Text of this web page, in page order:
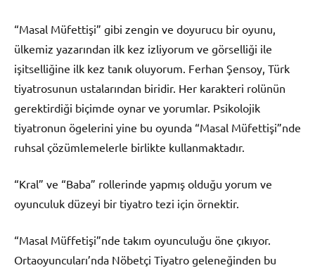
“Masal Müfettişi” gibi zengin ve doyurucu bir oyunu,
ülkemiz yazarından ilk kez izliyorum ve görselliği ile
işitselliğine ilk kez tanık oluyorum. Ferhan Şensoy, Türk
tiyatrosunun ustalarından biridir. Her karakteri rolünün
gerektirdiği biçimde oynar ve yorumlar. Psikolojik
tiyatronun ögelerini yine bu oyunda “Masal Müfettişi”nde
ruhsal çözümlemelerle birlikte kullanmaktadır.
“Kral” ve “Baba” rollerinde yapmış olduğu yorum ve
oyunculuk düzeyi bir tiyatro tezi için örnektir.
“Masal Müffetişi”nde takım oyunculuğu öne çıkıyor.
Ortaoyuncuları’nda Nöbetçi Tiyatro geleneğinden bu